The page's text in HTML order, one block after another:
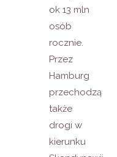
ok 13 mln
osób
rocznie.
Przez
Hamburg
przechodzą
także
drogi w
kierunku